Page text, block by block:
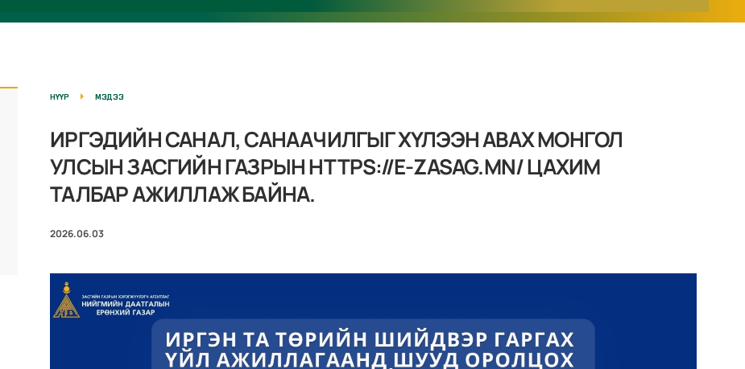
НҮҮР МЭДЭЭ
ИРГЭДИЙН САНАЛ, САНААЧИЛГЫГ ХҮЛЭЭН АВАХ МОНГОЛ
УЛСЫН ЗАСГИЙН ГАЗРЫН HTTPS://E-ZASAG.MN/ ЦАХИМ
ТАЛБАР АЖИЛЛАЖ БАЙНА.
2026.06.03